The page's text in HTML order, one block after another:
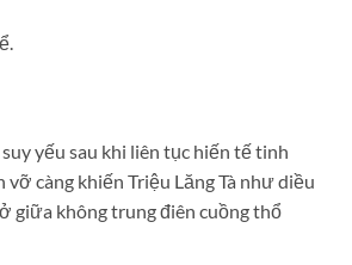
yếu sau khi liên tục hiến tế tinh
vỡ càng khiến Triệu Lăng Tà như diều
giữa không trung điên cuồng thổ